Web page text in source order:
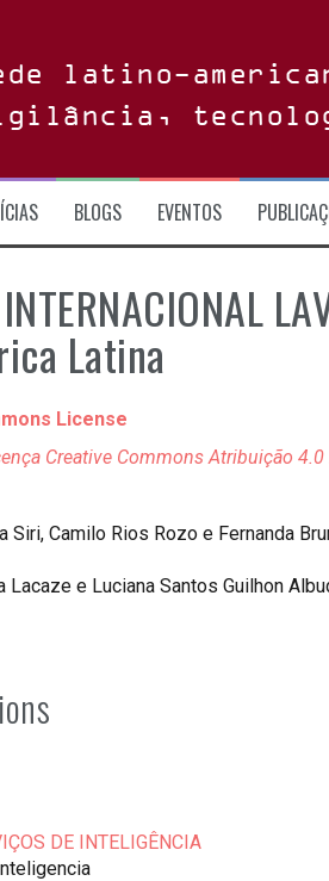
latino-
BLOGS EVENTOS
Latina
Creative Commons Atribuição
Camilo Rios Rozo e Fernanda
e Luciana Santos Guilhon
DE INTELIGÊNCIA